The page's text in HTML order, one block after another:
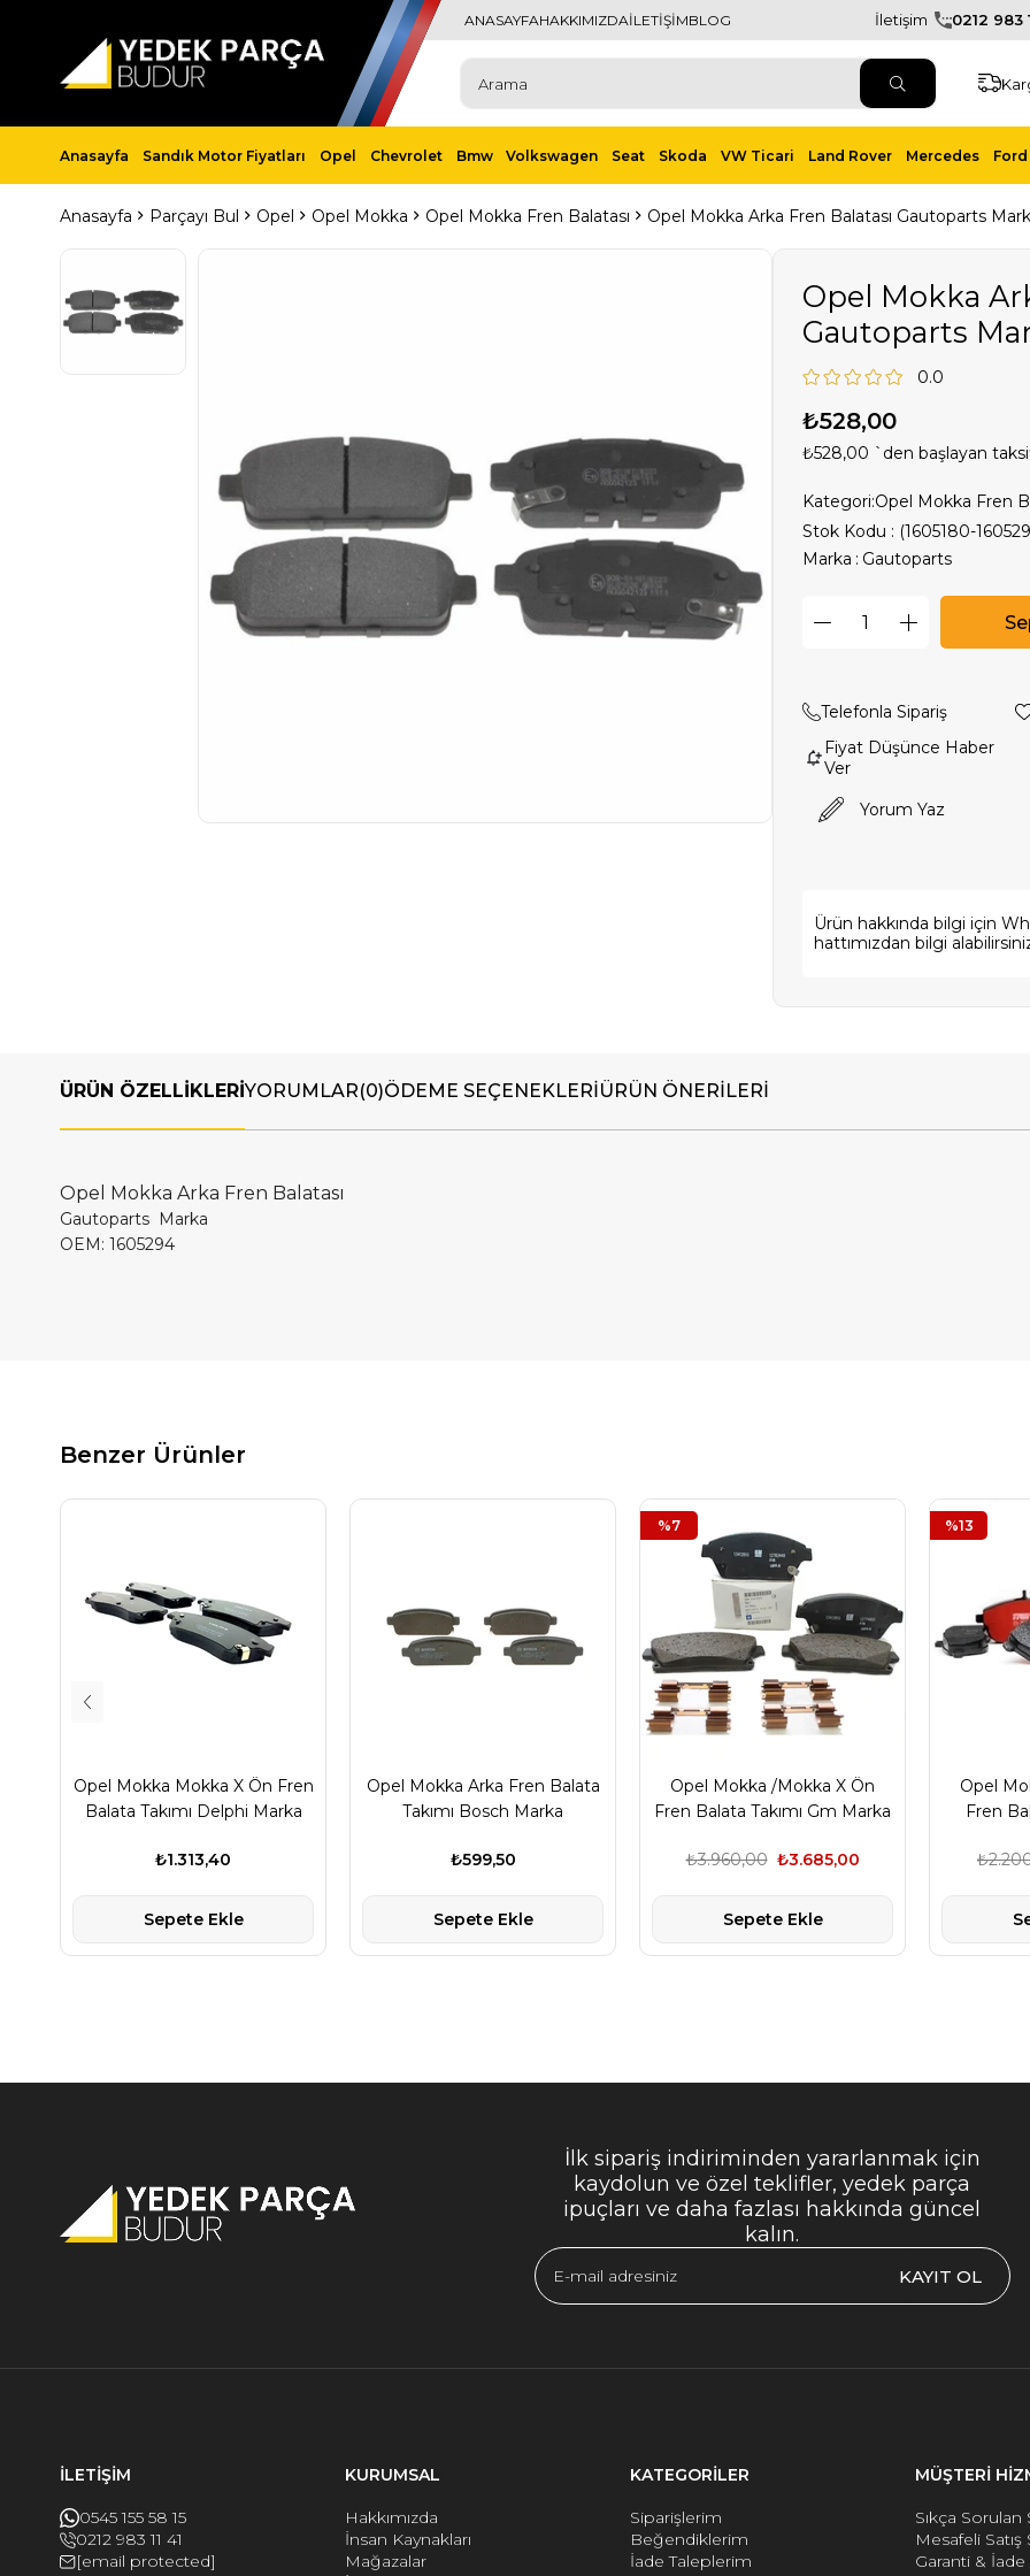
ANASAYFAHAKKIMIZDAİLETİŞİMBLOG İletişim 0212 983
Anasayfa Sandık Motor Fiyatları Opel Chevrolet Bmw Volkswagen Seat Skoda VW Ticari Land Rover Mercedes
Anasayfa Parçayı Bul Opel Opel Mokka Opel Mokka Fren Balatası Opel Mokka Arka Fren Balatası Gautoparts
Opel Mokka
Gautoparts
0.0
₺528,00
₺528,00 `den başlayan
Kategori:Opel Mokka Fren
Stok Kodu
(1605180-
Marka : Gautoparts
Telefonla Sipariş
Fiyat Düşünce Haber
Ver
Yorum Yaz
Ürün hakkında bilgi için
hattımızdan bilgi
ÜRÜN ÖZELLIKLERIYORUMLAR(0)ÖDEME SEÇENEKLERIÜRÜN ÖNERILERI
Opel Mokka Arka Fren Balatası
Gautoparts Marka
OEM: 1605294
Benzer Ürünler
Opel Mokka Mokka X Ön Fren
Balata Takımı Delphi Marka
₺1.313,40
Sepete Ekle
Opel Mokka Arka Fren Balata
Takımı Bosch Marka
₺599,50
Sepete Ekle
Opel Mokka /Mokka X Ön
Fren Balata Takımı Gm Marka
₺3.685,00
₺3.960,00
Sepete Ekle
%7
Opel
Fren
%13
İlk sipariş indiriminden yararlanmak için
kaydolun ve özel teklifler, yedek parça
ipuçları ve daha fazlası hakkında güncel
kalın.
KAYIT OL
İLETİŞİM
0545 155 58 15
0212 983 11 41
[email protected]
KURUMSAL
Hakkımızda
İnsan Kaynakları
Mağazalar
KATEGORİLER
Siparişlerim
Beğendiklerim
İade Taleplerim
MÜŞTERİ
Sıkça Sorulan
Mesafeli
Garanti &